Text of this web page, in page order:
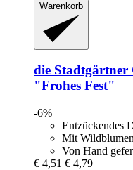
Warenkorb
die Stadtgärtner
"Frohes Fest"
-6%
Entzückendes
Mit
Von Hand
€ 4,51 € 4,79